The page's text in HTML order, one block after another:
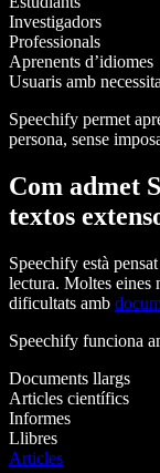
Investigadors
Professionals
Aprenents d’idiomes
Usuaris amb
Speechify permet
persona, sense
Com admet
textos
Speechify està
lectura. Moltes eines
dificultats amb
Speechify funciona
Documents llargs
Articles científics
Informes
Llibres
Articles